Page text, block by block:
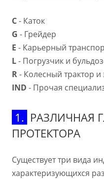
C- Каток
G - Грейдер
E - Карьерный
L- Погрузчик и
R- Колесный трактор и
IND - Прочая
1. РАЗЛИЧНАЯ
ПРОТЕКТОРА
Существует три вида
характеризующихся